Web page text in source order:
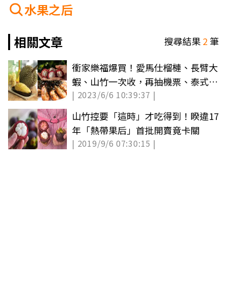
水果之后
相關文章
搜尋結果2筆
衝家樂福爆買！愛馬仕榴槤、長臂大
蝦、山竹一次收，再抽機票、泰式料
理餐券
| 2023/6/6 10:39:37 |
山竹控要「這時」才吃得到！睽違17
年「熱帶果后」首批開賣竟卡關
| 2019/9/6 07:30:15 |